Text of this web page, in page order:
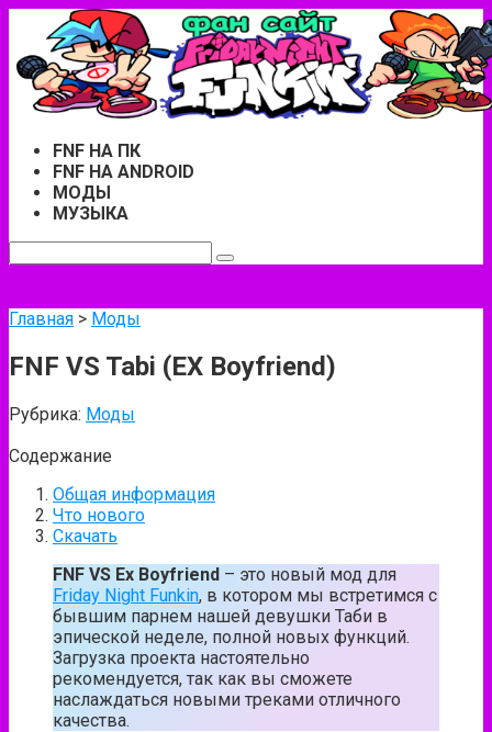
Перейти
контенту
FNF НА ПК
FNF НА ANDROID
МОДЫ
МУЗЫКА
Главная > Моды
FNF VS Tabi (EX Boyfriend)
Рубрика: Моды
Содержание
Общая информация
Что нового
Скачать
FNF VS Ex Boyfriend – это новый мод для
Friday Night Funkin, в котором мы встретимся c
бывшим парнем нашей девушки Таби в
эпической неделе, полной новых функций.
Загрузка проекта настоятельно
рекомендуется, так как вы сможете
наслаждаться новыми треками отличного
качества.